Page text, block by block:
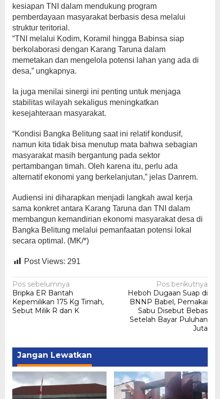
kesiapan TNI dalam mendukung program
pemberdayaan masyarakat berbasis desa melalui
struktur teritorial.
“TNI melalui Kodim, Koramil hingga Babinsa siap
berkolaborasi dengan Karang Taruna dalam
memetakan dan mengelola potensi lahan yang ada di
desa,” ungkapnya.
Ia juga menilai sinergi ini penting untuk menjaga
stabilitas wilayah sekaligus meningkatkan
kesejahteraan masyarakat.
“Kondisi Bangka Belitung saat ini relatif kondusif,
namun kita tidak bisa menutup mata bahwa sebagian
masyarakat masih bergantung pada sektor
pertambangan timah. Oleh karena itu, perlu ada
alternatif ekonomi yang berkelanjutan,” jelas Danrem.
Audiensi ini diharapkan menjadi langkah awal kerja
sama konkret antara Karang Taruna dan TNI dalam
membangun kemandirian ekonomi masyarakat desa di
Bangka Belitung melalui pemanfaatan potensi lokal
secara optimal. (MK/*)
Post Views: 291
Navigasi
pos
Pos sebelumnya
Bripka ER Bantah
Kepemilikan 175 Kg Timah,
Sebut Milik R dan K
Pos berikutnya
Heboh Dugaan Suap di
BNNP Babel, Pemakai
Sabu Disebut Bebas
Setelah Bayar Puluhan
Juta
Jangan Lewatkan